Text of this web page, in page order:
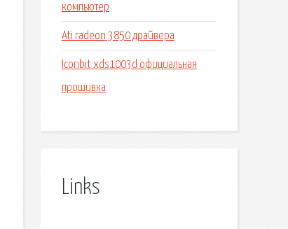
компьютер
Ati radeon 3850 драйвера
Iconbit xds1003d официальная
прошивка
Links